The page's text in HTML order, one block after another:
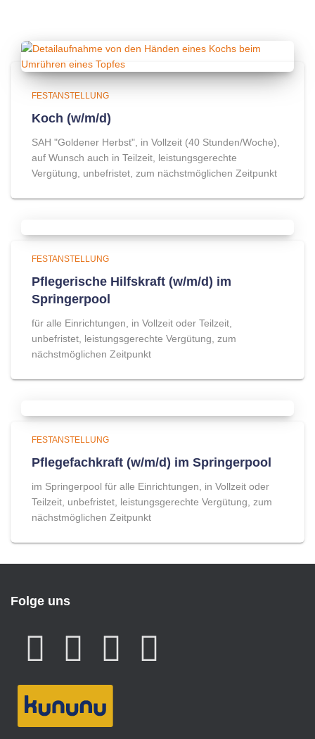
FESTANSTELLUNG
Koch (w/m/d)
SAH "Goldener Herbst", in Vollzeit (40 Stunden/Woche),
auf Wunsch auch in Teilzeit, leistungsgerechte
Vergütung, unbefristet, zum nächstmöglichen Zeitpunkt
FESTANSTELLUNG
Pflegerische Hilfskraft (w/m/d) im
Springerpool
für alle Einrichtungen, in Vollzeit oder Teilzeit,
unbefristet, leistungsgerechte Vergütung, zum
nächstmöglichen Zeitpunkt
FESTANSTELLUNG
Pflegefachkraft (w/m/d) im Springerpool
im Springerpool für alle Einrichtungen, in Vollzeit oder
Teilzeit, unbefristet, leistungsgerechte Vergütung, zum
nächstmöglichen Zeitpunkt
Folge uns